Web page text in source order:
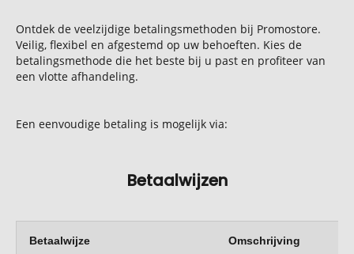
Ontdek de veelzijdige betalingsmethoden bij Promostore.
Veilig, flexibel en afgestemd op uw behoeften. Kies de
betalingsmethode die het beste bij u past en profiteer van
een vlotte afhandeling.
Een eenvoudige betaling is mogelijk via:
Betaalwijzen
Betaalwijze Omschrijving